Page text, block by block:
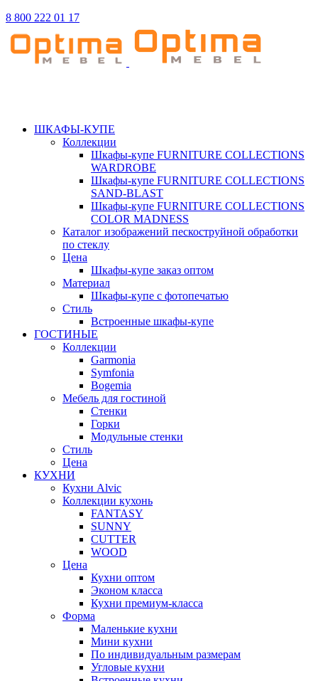
8 800 222 01 17
ШКАФЫ-КУПЕ
Коллекции
Шкафы-купе FURNITURE COLLECTIONS
WARDROBE
Шкафы-купе FURNITURE COLLECTIONS
SAND-BLAST
Шкафы-купе FURNITURE COLLECTIONS
COLOR MADNESS
Каталог изображений пескоструйной обработки
по стеклу
Цена
Шкафы-купе заказ оптом
Материал
Шкафы-купе с фотопечатью
Стиль
Встроенные шкафы-купе
ГОСТИНЫЕ
Коллекции
Garmonia
Symfonia
Bogemia
Мебель для гостиной
Стенки
Горки
Модульные стенки
Стиль
Цена
КУХНИ
Кухни Alvic
Коллекции кухонь
FANTASY
SUNNY
CUTTER
WOOD
Цена
Кухни оптом
Эконом класса
Кухни премиум-класса
Форма
Маленькие кухни
Мини кухни
По индивидуальным размерам
Угловые кухни